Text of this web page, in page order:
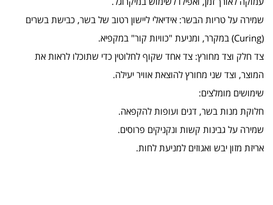
​שמירה על טריות הבשר: אידיאלי ליישון רטוב של בשר, כבישת בשרים
(Curing) במקרר, ומניעת "כוויות קור" במקפיא.
​צד חלק וצד מחורץ: צד אחד שקוף לחלוטין כדי שתוכלו לראות את
המוצר, וצד שני מחורץ להוצאת אוויר יעילה.
​שימושים מומלצים:
​חלוקת מנות בשר, דגים ועופות להקפאה.
​שמירה על גבינות קשות ונקניקים פרוסים.
​אריזת מזון יבש ואגוזים למניעת לחות.